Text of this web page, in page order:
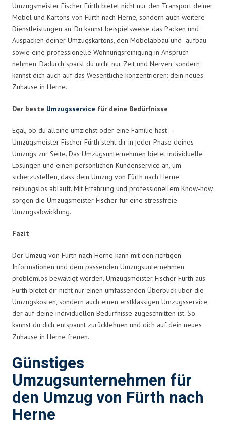
Umzugsmeister Fischer Fürth bietet nicht nur den Transport deiner
Möbel und Kartons von Fürth nach Herne, sondern auch weitere
Dienstleistungen an. Du kannst beispielsweise das Packen und
Auspacken deiner Umzugskartons, den Möbelabbau und -aufbau
sowie eine professionelle Wohnungsreinigung in Anspruch
nehmen. Dadurch sparst du nicht nur Zeit und Nerven, sondern
kannst dich auch auf das Wesentliche konzentrieren: dein neues
Zuhause in Herne.
Der beste Umzugsservice für deine Bedürfnisse
Egal, ob du alleine umziehst oder eine Familie hast –
Umzugsmeister Fischer Fürth steht dir in jeder Phase deines
Umzugs zur Seite. Das Umzugsunternehmen bietet individuelle
Lösungen und einen persönlichen Kundenservice an, um
sicherzustellen, dass dein Umzug von Fürth nach Herne
reibungslos abläuft. Mit Erfahrung und professionellem Know-how
sorgen die Umzugsmeister Fischer für eine stressfreie
Umzugsabwicklung.
Fazit
Der Umzug von Fürth nach Herne kann mit den richtigen
Informationen und dem passenden Umzugsunternehmen
problemlos bewältigt werden. Umzugsmeister Fischer Fürth aus
Fürth bietet dir nicht nur einen umfassenden Überblick über die
Umzugskosten, sondern auch einen erstklassigen Umzugsservice,
der auf deine individuellen Bedürfnisse zugeschnitten ist. So
kannst du dich entspannt zurücklehnen und dich auf dein neues
Zuhause in Herne freuen.
Günstiges
Umzugsunternehmen für
den Umzug von Fürth nach
Herne